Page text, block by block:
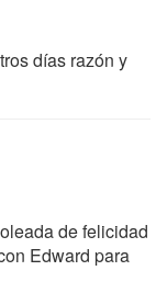
días razón y
de felicidad
Edward para